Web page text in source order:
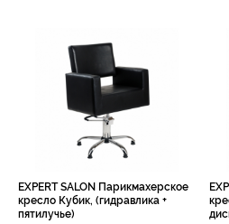
EXPERT SALON Парикмахерское
кресло Кубик, (гидравлика +
пятилучье)